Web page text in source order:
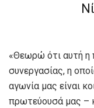
«Θεωρώ ότι αυτή η
συνεργασίας, η
αγωνία μας είναι
πρωτεύουσά μας –